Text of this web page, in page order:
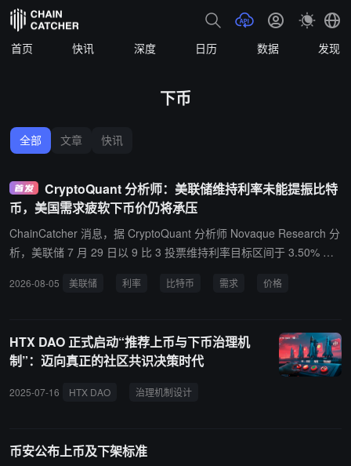
首页 快讯 深度 日历 数据 发现
下币
全部 文章 快讯
CryptoQuant 分析师：美联储维持利率未能提振比特
币，美国需求疲软下币价仍将承压
ChainCatcher 消息，据 CryptoQuant 分析师 Novaque Research 分
析，美联储 7 月 29 日以 9 比 3 投票维持利率目标区间于 3.50% 至
特币的内部需求指标反映出这一约束。 Novaque 称，Coinbase 溢价
线，CME 期权敞口较一季度峰值大幅收缩；交易所储备较 4 月低点
回升至约 272 万枚 BTC，意味着可随时抛售的供给增加。其认为，
在美国需求疲软的背景下，单纯暂停加息只能防止进一步紧缩，无法
2026-08-05 美联储 利率 比特币 需求 价格
HTX DAO 正式启动“推荐上币与下币治理机
制”：迈向真正的社区共识决策时代
2025-07-16 HTX DAO 治理机制设计
币安公布上币及下架标准